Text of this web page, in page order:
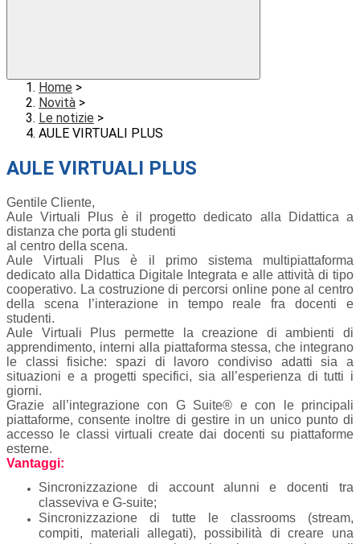
Home >
Novità >
Le notizie >
AULE VIRTUALI PLUS
AULE VIRTUALI PLUS
Gentile Cliente,
Aule Virtuali Plus è il progetto dedicato alla Didattica a
distanza che porta gli studenti
al centro della scena.
Aule Virtuali Plus è il primo sistema multipiattaforma
dedicato alla Didattica Digitale Integrata e alle attività di tipo
cooperativo. La costruzione di percorsi online pone al centro
della scena l’interazione in tempo reale fra docenti e
studenti.
Aule Virtuali Plus permette la creazione di ambienti di
apprendimento, interni alla piattaforma stessa, che integrano
le classi fisiche: spazi di lavoro condiviso adatti sia a
situazioni e a progetti specifici, sia all’esperienza di tutti i
giorni.
Grazie all’integrazione con G Suite® e con le principali
piattaforme, consente inoltre di gestire in un unico punto di
accesso le classi virtuali create dai docenti su piattaforme
esterne.
Vantaggi:
Sincronizzazione di account alunni e docenti tra
classeviva e G-suite;
Sincronizzazione di tutte le classrooms (stream,
compiti, materiali allegati), possibilità di creare una